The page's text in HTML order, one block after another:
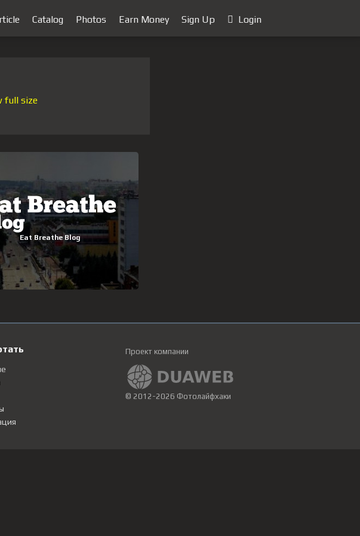
Catalog Photos Earn Money Sign Up Login
full size
Проект компании
© 2012-2026 Фотолайфхаки